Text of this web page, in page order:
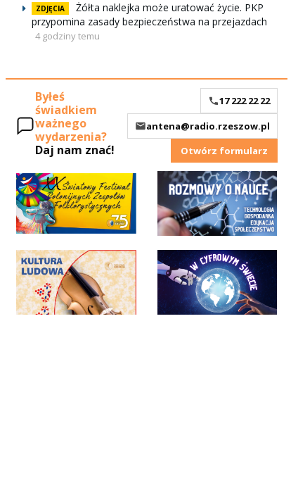
ZDJĘCIA
Żółta naklejka może uratować życie. PKP
przypomina zasady bezpieczeństwa na przejazdach
4 godziny temu
Byłeś
świadkiem
ważnego
wydarzenia?
Daj nam znać!
17 222 22 22
antena@radio.rzeszow.pl
Otwórz formularz